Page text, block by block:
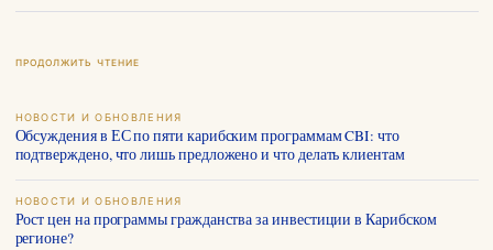
ПРОДОЛЖИТЬ ЧТЕНИЕ
НОВОСТИ И ОБНОВЛЕНИЯ
Обсуждения в ЕС по пяти карибским программам CBI: что
подтверждено, что лишь предложено и что делать клиентам
НОВОСТИ И ОБНОВЛЕНИЯ
Рост цен на программы гражданства за инвестиции в Карибском
регионе?